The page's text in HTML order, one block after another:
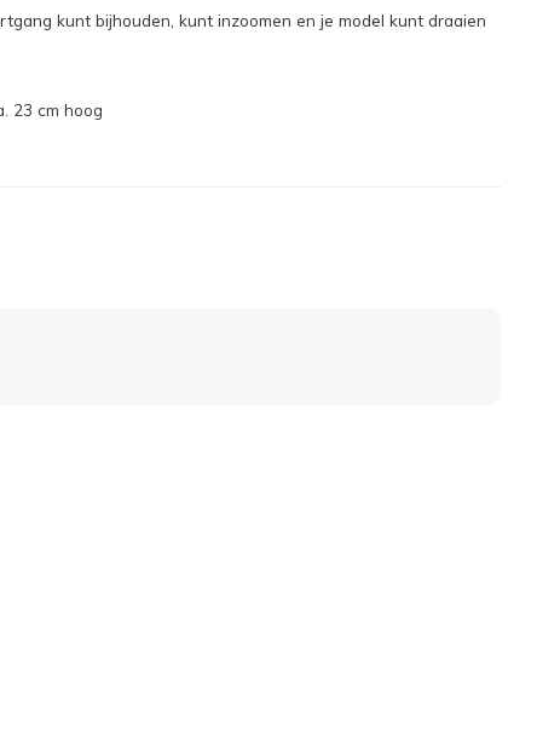
kunt bijhouden, kunt inzoomen en je model kunt draaien
23 cm hoog